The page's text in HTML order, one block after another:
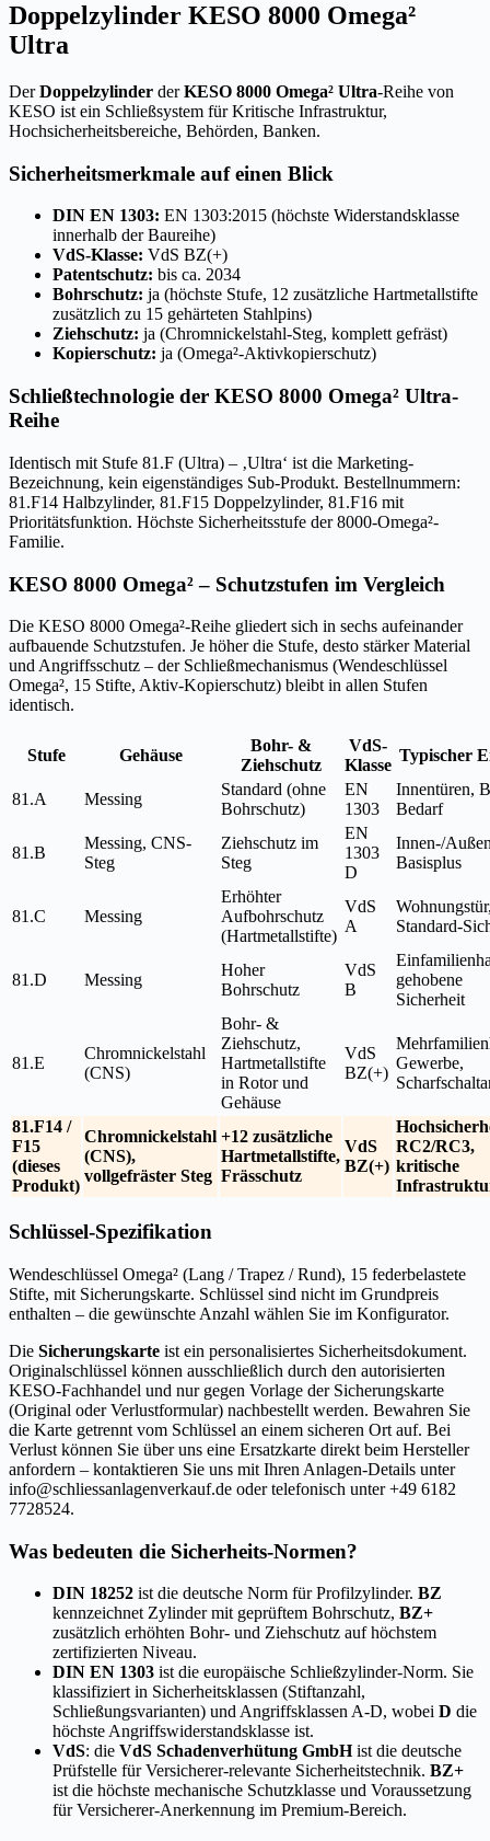
Doppelzylinder KESO 8000 Omega²
Ultra
DerDoppelzylinder derKESO 8000 Omega² Ultra-Reihe von
KESO ist ein Schließsystem für Kritische Infrastruktur,
Hochsicherheitsbereiche, Behörden, Banken.
Sicherheitsmerkmale auf einen Blick
DIN EN 1303: EN 1303:2015 (höchste Widerstandsklasse
innerhalb der Baureihe)
VdS-Klasse: VdS BZ(+)
Patentschutz: bis ca. 2034
Bohrschutz: ja (höchste Stufe, 12 zusätzliche Hartmetallstifte
zusätzlich zu 15 gehärteten Stahlpins)
Ziehschutz: ja (Chromnickelstahl-Steg, komplett gefräst)
Kopierschutz: ja (Omega²-Aktivkopierschutz)
Schließtechnologie der KESO 8000 Omega² Ultra-
Reihe
Identisch mit Stufe 81.F (Ultra) – ‚Ultra‘ ist die Marketing-
Bezeichnung, kein eigenständiges Sub-Produkt. Bestellnummern:
81.F14 Halbzylinder, 81.F15 Doppelzylinder, 81.F16 mit
Prioritätsfunktion. Höchste Sicherheitsstufe der 8000-Omega²-
Familie.
KESO 8000 Omega² – Schutzstufen im Vergleich
Die KESO 8000 Omega²-Reihe gliedert sich in sechs aufeinander
aufbauende Schutzstufen. Je höher die Stufe, desto stärker Material
und Angriffsschutz – der Schließmechanismus (Wendeschlüssel
Omega², 15 Stifte, Aktiv-Kopierschutz) bleibt in allen Stufen
identisch.
Stufe Gehäuse
Bohr- &
Ziehschutz
VdS-
Klasse
Typischer
81.A Messing
Standard (ohne
Bohrschutz)
EN
1303
Innentüren,
Bedarf
81.B
Messing, CNS-
Steg
Ziehschutz im
Steg
EN
1303
D
Innen-/
Basisplus
81.C Messing
Erhöhter
Aufbohrschutz
(Hartmetallstifte)
VdS
A
Standard-
81.D Messing
Hoher
Bohrschutz
VdS
B
gehobene
Sicherheit
81.E
Chromnickelstahl
(CNS)
Bohr- &
Ziehschutz,
Hartmetallstifte
in Rotor und
Gehäuse
VdS
BZ(+)
Gewerbe,
81.F14 /
F15
(dieses
Produkt)
Chromnickelstahl
(CNS),
vollgefräster Steg
+12 zusätzliche
Hartmetallstifte,
Frässchutz
VdS
BZ(+)
RC2/RC3,
kritische
Schlüssel-Spezifikation
Wendeschlüssel Omega² (Lang / Trapez / Rund), 15 federbelastete
Stifte, mit Sicherungskarte. Schlüssel sind nicht im Grundpreis
enthalten – die gewünschte Anzahl wählen Sie im Konfigurator.
Die Sicherungskarte ist ein personalisiertes Sicherheitsdokument.
Originalschlüssel können ausschließlich durch den autorisierten
KESO-Fachhandel und nur gegen Vorlage der Sicherungskarte
(Original oder Verlustformular) nachbestellt werden. Bewahren Sie
die Karte getrennt vom Schlüssel an einem sicheren Ort auf. Bei
Verlust können Sie über uns eine Ersatzkarte direkt beim Hersteller
anfordern – kontaktieren Sie uns mit Ihren Anlagen-Details unter
info@schliessanlagenverkauf.de oder telefonisch unter +49 6182
7728524.
Was bedeuten die Sicherheits-Normen?
DIN 18252 ist die deutsche Norm für Profilzylinder. BZ
kennzeichnet Zylinder mit geprüftem Bohrschutz, BZ+
zusätzlich erhöhten Bohr- und Ziehschutz auf höchstem
zertifizierten Niveau.
DIN EN 1303 ist die europäische Schließzylinder-Norm. Sie
klassifiziert in Sicherheitsklassen (Stiftanzahl,
Schließungsvarianten) und Angriffsklassen A-D, wobei D die
höchste Angriffswiderstandsklasse ist.
VdS: die VdS Schadenverhütung GmbHist die deutsche
Prüfstelle für Versicherer-relevante Sicherheitstechnik. BZ+
ist die höchste mechanische Schutzklasse und Voraussetzung
für Versicherer-Anerkennung im Premium-Bereich.